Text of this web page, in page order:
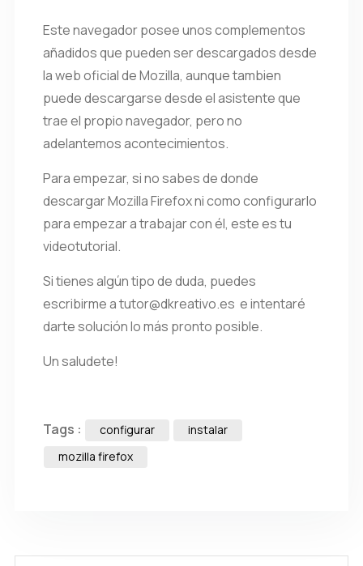
Este navegador posee unos complementos
añadidos que pueden ser descargados desde
la web oficial de Mozilla, aunque tambien
puede descargarse desde el asistente que
trae el propio navegador, pero no
adelantemos acontecimientos.
Para empezar, si no sabes de donde
descargar Mozilla Firefox ni como configurarlo
para empezar a trabajar con él, este es tu
videotutorial.
Si tienes algún tipo de duda, puedes
escribirme a tutor@dkreativo.es e intentaré
darte solución lo más pronto posible.
Un saludete!
Tags : configurar
instalar
mozilla firefox